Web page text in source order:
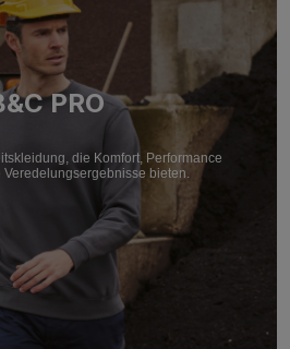
PRO
die Komfort, Performance
bieten.